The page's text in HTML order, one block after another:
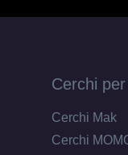
Cerchi
Cerchi Mak
Cerchi